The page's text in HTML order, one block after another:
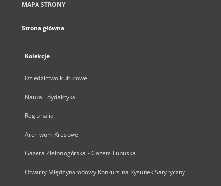
MAPA STRONY
Strona główna
Kolekcje
Dziedzictwo kulturowe
Nauka i dydaktyka
Regionalia
Archiwum Kresowe
Gazeta Zielonogórska - Gazeta Lubuska
Otwarty Międzynarodowy Konkurs na Rysunek Satyryczny